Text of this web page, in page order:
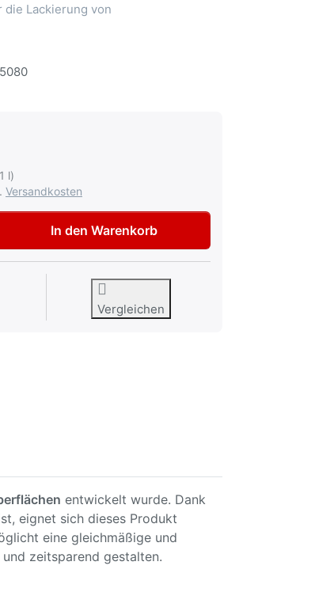
Lackierung von
l)
Versandkosten
Color 1K Kunststofflack Colormatic Spray
In den Warenkorb
Vergleichen
entwickelt wurde. Dank
eignet sich dieses Produkt
eine gleichmäßige und
zeitsparend gestalten.